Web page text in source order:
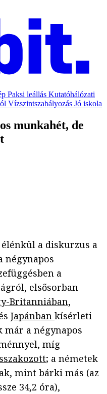
Paksi leállás Kutatóhálózati
Vízszintszabályozás Jó iskola
munkahét, de
a diskurzus a
négynapos
a
elsősorban
Britanniában,
Japánban kísérleti
a négynapos
míg
; a németek
mint bárki más (az
34,2 óra),